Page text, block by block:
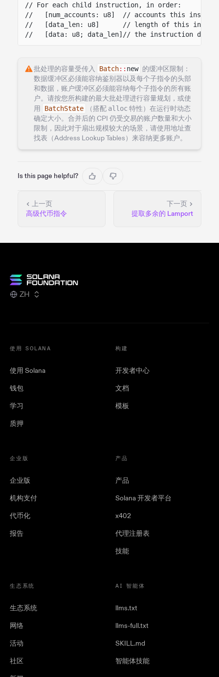
// For each child instruction, in order:
//   [num_accounts: u8]  // accounts this
//   [data_len: u8]      // length of this
//   [data: u8; data_len]// the instruction data
批处理的容量受传入 Batch:: new 的缓冲区限制：
数据缓冲区必须能容纳鉴别器以及每个子指令的头部
和数据，账户缓冲区必须能容纳每个子指令的所有账
户。请按您所构建的最大批处理进行容量规划，或使
用
BatchState （搭配 alloc特性）在运行时动态
确定大小。合并后的 CPI 仍受交易的账户数量和大小
限制，因此对于扇出规模较大的场景，请使用地址查
找表（Address Lookup Tables）来容纳更多账户。
Is this page helpful?
上一页
高级代币指令
下一页
提取多余的 Lamport
ZH
使用 SOLANA
使用 Solana
钱包
学习
质押
构建
开发者中心
文档
模板
企业版
企业版
机构支付
代币化
报告
产品
产品
Solana 开发者平台
x402
代理注册表
技能
生态系统
生态系统
网络
活动
社区
AI 智能体
llms.txt
llms-full.txt
SKILL.md
智能体技能